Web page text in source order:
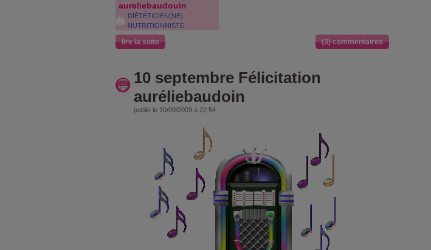
aureliebaudouin
DIÉTÉTICIEN(NE)
NUTRITIONNISTE
lire la suite (3) commentaires
10 septembre Félicitation
auréliebaudoin
publié le 10/09/2009 à 22:54